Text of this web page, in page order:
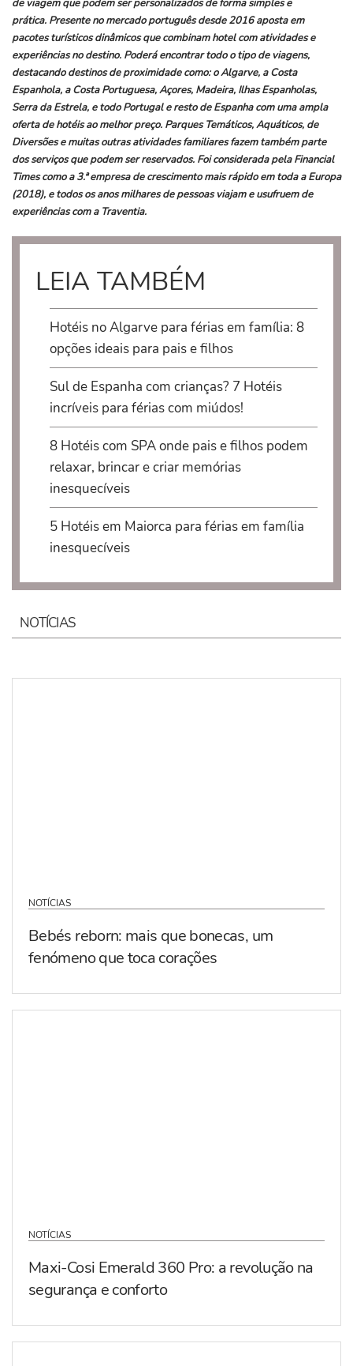
de viagem que podem ser personalizados de forma simples e
prática. Presente no mercado português desde 2016 aposta em
pacotes turísticos dinâmicos que combinam hotel com atividades e
experiências no destino. Poderá encontrar todo o tipo de viagens,
destacando destinos de proximidade como: o Algarve, a Costa
Espanhola, a Costa Portuguesa, Açores, Madeira, Ilhas Espanholas,
Serra da Estrela, e todo Portugal e resto de Espanha com uma ampla
oferta de hotéis ao melhor preço. Parques Temáticos, Aquáticos, de
Diversões e muitas outras atividades familiares fazem também parte
dos serviços que podem ser reservados. Foi considerada pela Financial
Times como a 3.ª empresa de crescimento mais rápido em toda a Europa
(2018), e todos os anos milhares de pessoas viajam e usufruem de
experiências com a Traventia.
LEIA TAMBÉM
Hotéis no Algarve para férias em família: 8
opções ideais para pais e filhos
Sul de Espanha com crianças? 7 Hotéis
incríveis para férias com miúdos!
8 Hotéis com SPA onde pais e filhos podem
relaxar, brincar e criar memórias
inesquecíveis
5 Hotéis em Maiorca para férias em família
inesquecíveis
NOTÍCIAS
NOTÍCIAS
Bebés reborn: mais que bonecas, um
fenómeno que toca corações
NOTÍCIAS
Maxi-Cosi Emerald 360 Pro: a revolução na
segurança e conforto